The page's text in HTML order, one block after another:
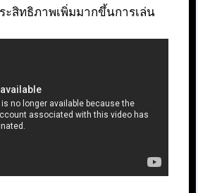
ะสิทธิภาพเพิ่มมากขึ้นการเล่น